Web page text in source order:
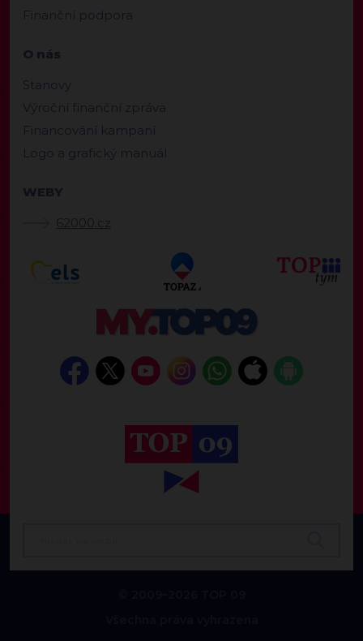
Finanční podpora
O nás
Stanovy
Výroční finanční zpráva
Financování kampaní
Logo a grafický manuál
WEBY
62000.cz